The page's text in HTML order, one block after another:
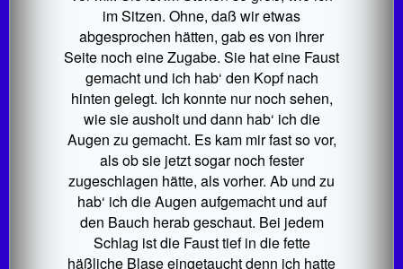
im Sitzen. Ohne, daß wir etwas
abgesprochen hätten, gab es von ihrer
Seite noch eine Zugabe. Sie hat eine Faust
gemacht und ich hab‘ den Kopf nach
hinten gelegt. Ich konnte nur noch sehen,
wie sie ausholt und dann hab‘ ich die
Augen zu gemacht. Es kam mir fast so vor,
als ob sie jetzt sogar noch fester
zugeschlagen hätte, als vorher. Ab und zu
hab‘ ich die Augen aufgemacht und auf
den Bauch herab geschaut. Bei jedem
Schlag ist die Faust tief in die fette
häßliche Blase eingetaucht denn ich hatte